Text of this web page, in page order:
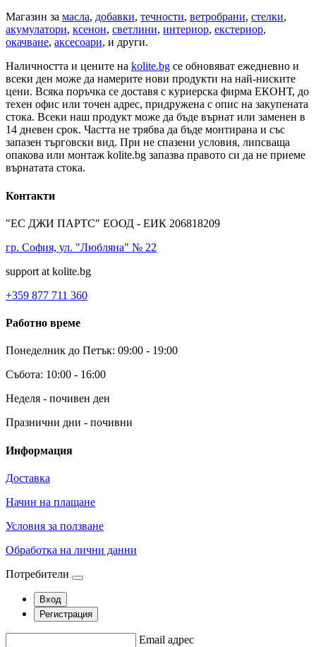
Магазин за масла, добавки, течности, ветробрани, стелки,
акумулатори, ксенон, светлини, интериор, екстериор,
окачване, аксесоари, и други.
Наличността и цените на kolite.bg се обновяват ежедневно и
всеки ден може да намерите нови продукти на най-ниските
цени. Всяка поръчка се доставя с куриерска фирма ЕКОНТ, до
техен офис или точен адрес, придружена с опис на закупената
стока. Всеки наш продукт може да бъде върнат или заменен в
14 дневен срок. Частта не трябва да бъде монтирана и със
запазен търговски вид. При не спазени условия, липсваща
опакова или монтаж kolite.bg запазва правото си да не приеме
върнатата стока.
Контакти
"ЕС ДЖИ ПАРТС" ЕООД - ЕИК 206818209
гр. София, ул. "Любляна" № 22
support at kolite.bg
+359 877 711 360
Работно време
Понеделник до Петък: 09:00 - 19:00
Събота: 10:00 - 16:00
Неделя - почивен ден
Празнични дни - почивни
Информация
Доставка
Начин на плащане
Условия за ползване
Обработка на лични данни
Потребители
Вход
Регистрация
Email адрес